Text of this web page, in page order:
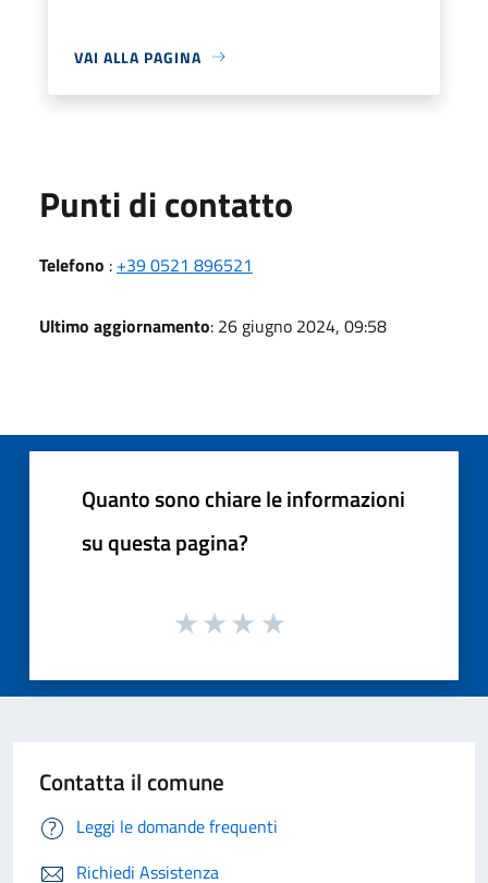
VAI ALLA PAGINA
Punti di contatto
Telefono : +39 0521 896521
Ultimo aggiornamento: 26 giugno 2024, 09:58
Quanto sono chiare le informazioni
su questa pagina?
Contatta il comune
Leggi le domande frequenti
Richiedi Assistenza